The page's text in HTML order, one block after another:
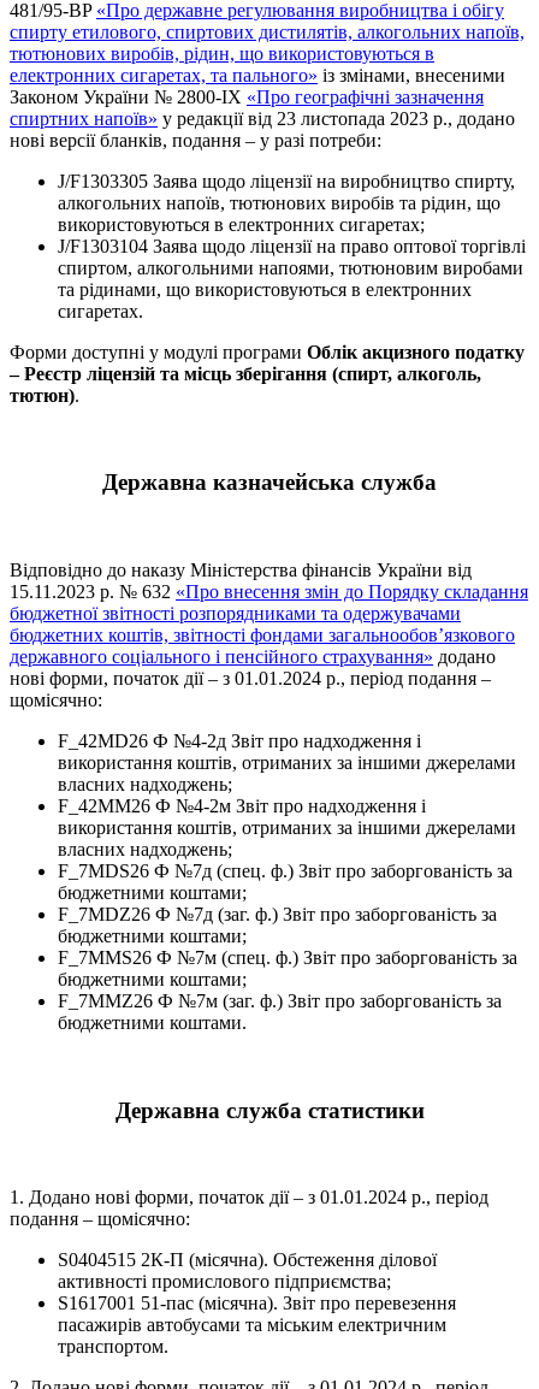
481/95-BP «Про державне регулювання виробництва і обігу
спирту етилового, спиртових дистилятів, алкогольних напоїв,
тютюнових виробів, рідин, що використовуються в
електронних сигаретах, та пального» із змінами, внесеними
Законом України № 2800-IX «Про географічні зазначення
спиртних напоїв» у редакції від 23 листопада 2023 р., додано
нові версії бланків, подання – у разі потреби:
J/F1303305 Заява щодо ліцензії на виробництво спирту,
алкогольних напоїв, тютюнових виробів та рідин, що
використовуються в електронних сигаретах;
J/F1303104 Заява щодо ліцензії на право оптової торгівлі
спиртом, алкогольними напоями, тютюновим виробами
та рідинами, що використовуються в електронних
сигаретах.
Форми доступні у модулі програми Облік акцизного податку
– Реєстр ліцензій та місць зберігання (спирт, алкоголь,
тютюн).
Державна казначейська служба
Відповідно до наказу Міністерства фінансів України від
15.11.2023 р. № 632 «Про внесення змін до Порядку складання
бюджетної звітності розпорядниками та одержувачами
бюджетних коштів, звітності фондами загальнообов’язкового
державного соціального і пенсійного страхування» додано
нові форми, початок дії – з 01.01.2024 р., період подання –
щомісячно:
F_42MD26 Ф №4-2д Звіт про надходження і
використання коштів, отриманих за іншими джерелами
власних надходжень;
F_42MM26 Ф №4-2м Звіт про надходження і
використання коштів, отриманих за іншими джерелами
власних надходжень;
F_7MDS26 Ф №7д (спец. ф.) Звіт про заборгованість за
бюджетними коштами;
F_7MDZ26 Ф №7д (заг. ф.) Звіт про заборгованість за
бюджетними коштами;
F_7MMS26 Ф №7м (спец. ф.) Звіт про заборгованість за
бюджетними коштами;
F_7MMZ26 Ф №7м (заг. ф.) Звіт про заборгованість за
бюджетними коштами.
Державна служба статистики
1. Додано нові форми, початок дії – з 01.01.2024 р., період
подання – щомісячно:
S0404515 2К-П (місячна). Обстеження ділової
активності промислового підприємства;
S1617001 51-пас (місячна). Звіт про перевезення
пасажирів автобусами та міським електричним
транспортом.